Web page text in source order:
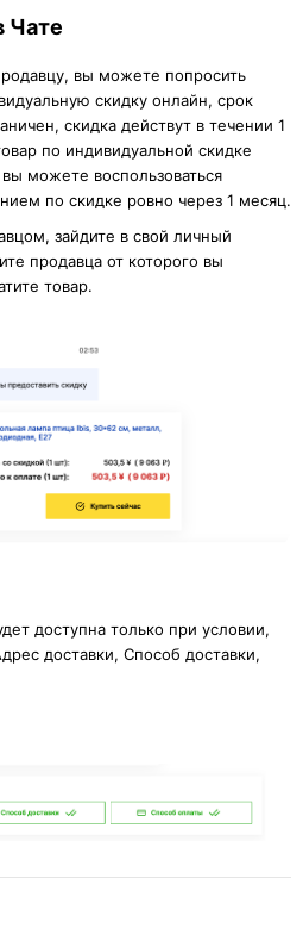
Чате
вы можете попросить
скидку онлайн, срок
скидка действут в течении 1
по индивидуальной скидке
можете воспользоваться
по скидке ровно через 1 месяц.
зайдите в свой личный
продавца от которого вы
товар.
доступна только при условии,
доставки, Способ доставки,